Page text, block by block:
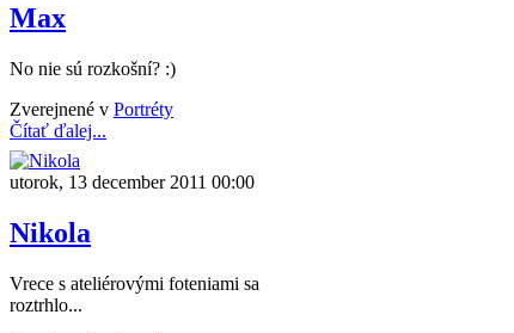
Max
No nie sú rozkošní? :)
Zverejnené v Portréty
Čítať ďalej...
utorok, 13 december 2011 00:00
Nikola
Vrece s ateliérovými foteniami sa
roztrhlo...